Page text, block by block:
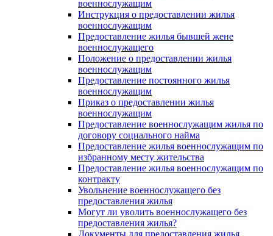
военнослужащим
Инструкция о предоставлении жилья
военнослужащим
Предоставление жилья бывшей жене
военнослужащего
Положение о предоставлении жилья
военнослужащим
Предоставление постоянного жилья
военнослужащим
Приказ о предоставлении жилья
военнослужащим
Предоставление военнослужащим жилья по
договору социального найма
Предоставление жилья военнослужащим по
избранному месту жительства
Предоставление жилья военнослужащим по
контракту
Увольнение военнослужащего без
предоставления жилья
Могут ли уволить военнослужащего без
предоставления жилья?
Документы для предоставления жилья